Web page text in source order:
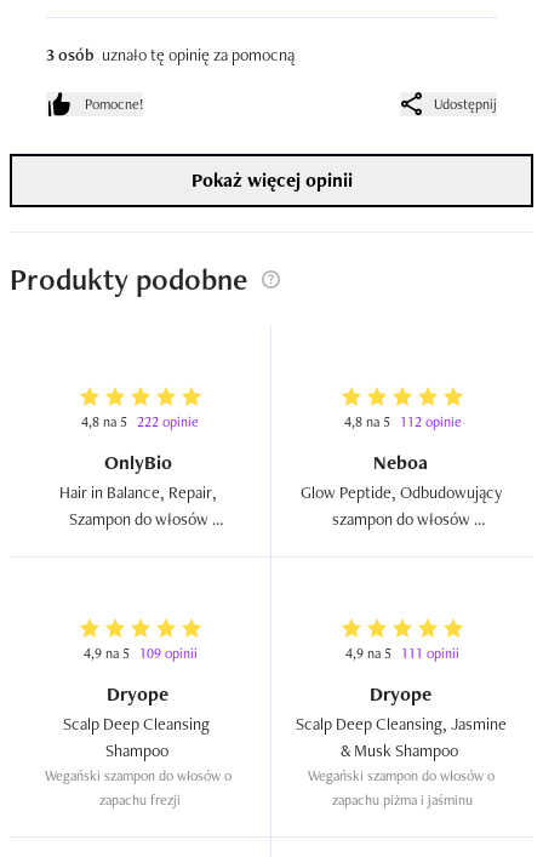
3 osób uznało tę opinię za pomocną
Pomocne! Udostępnij
Pokaż więcej opinii
Produkty podobne
4,8 na 5 222 opinie
OnlyBio
Hair in Balance, Repair,
Szampon do włosów
4,8 na 5 112 opinie
Neboa
Glow Peptide, Odbudowujący
szampon do włosów
4,9 na 5 109 opinii
Dryope
Scalp Deep Cleansing
Wegański szampon do włosów o
zapachu frezji
4,9 na 5 111 opinii
Dryope
Scalp Deep Cleansing, Jasmine
Wegański szampon do włosów o
zapachu piżma i jaśminu